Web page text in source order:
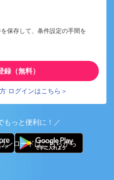
保存して、条件設定の手間を
録（無料）
ログインはこちら＞
もっと便利に！／
ンロードはこちらから